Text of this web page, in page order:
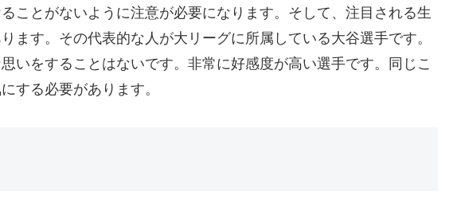
ことがないように注意が必要になります。そして、注目される生
ます。その代表的な人が大リーグに所属している大谷選手です。
いをすることはないです。非常に好感度が高い選手です。同じこ
する必要があります。